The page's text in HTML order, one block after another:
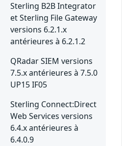
Sterling B2B Integrator
et Sterling File Gateway
versions 6.2.1.x
antérieures à 6.2.1.2
QRadar SIEM versions
7.5.x antérieures à 7.5.0
UP15 IF05
Sterling Connect:Direct
Web Services versions
6.4.x antérieures à
6.4.0.9